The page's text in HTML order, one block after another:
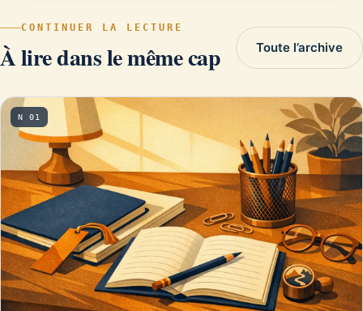
CONTINUER LA LECTURE
À lire dans le même cap Toute l’archive
N 01